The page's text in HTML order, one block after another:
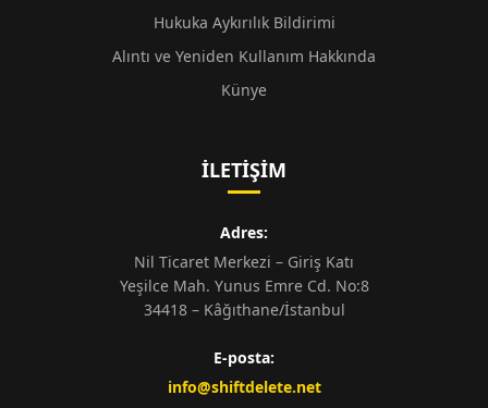
Hukuka Aykırılık Bildirimi
Alıntı ve Yeniden Kullanım Hakkında
Künye
İLETIŞIM
Adres:
Nil Ticaret Merkezi – Giriş Katı
Yeşilce Mah. Yunus Emre Cd. No:8
34418 – Kâğıthane/İstanbul
E-posta:
info@shiftdelete.net